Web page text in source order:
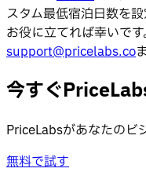
スタム最低宿泊日数を
お役に立てれば幸いで
support@pricelabs.co
今すぐ
PriceLabsがあなたのビ
無料で試す